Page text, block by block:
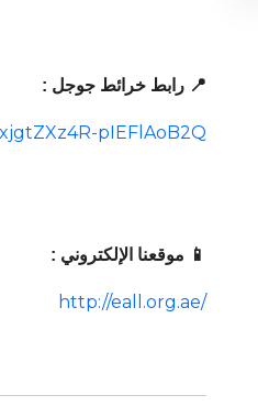
📍 رابط خرائط جوجل :
pIEFlAoB2Q
📱 موقعنا الإلكتروني :
http://eall.org.ae/